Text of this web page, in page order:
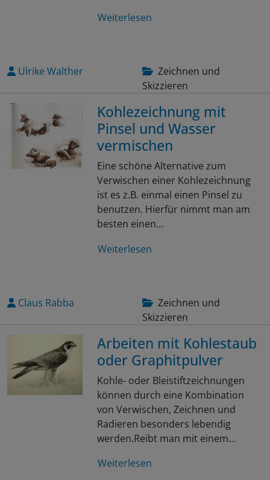
Weiterlesen
Ulrike Walther
Zeichnen und
Skizzieren
Kohlezeichnung mit
Pinsel und Wasser
vermischen
Eine schöne Alternative zum
Verwischen einer Kohlezeichnung
ist es z.B. einmal einen Pinsel zu
benutzen. Hierfür nimmt man am
besten einen…
Weiterlesen
Claus Rabba
Zeichnen und
Skizzieren
Arbeiten mit Kohlestaub
oder Graphitpulver
Kohle- oder Bleistiftzeichnungen
können durch eine Kombination
von Verwischen, Zeichnen und
Radieren besonders lebendig
werden.Reibt man mit einem…
Weiterlesen